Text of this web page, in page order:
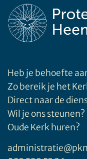
Heb je behoefte
Zo bereik je het
Direct naar de
Wil je ons steunen?
Oude Kerk huren?